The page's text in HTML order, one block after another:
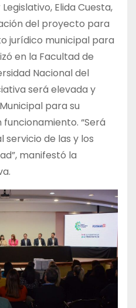
Elida Cuesta,
del proyecto para
jurídico municipal para
en la Facultad de
Nacional del
será elevada y
para su
“Será
de las y los
manifestó la